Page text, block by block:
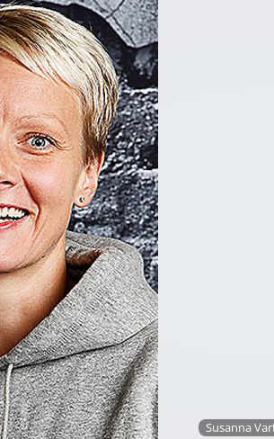
Susanna